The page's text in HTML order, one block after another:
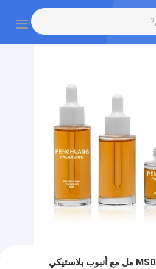
زجاجات قطارة مصل MSDS 30 مل مع أنبوب بلاستيكي